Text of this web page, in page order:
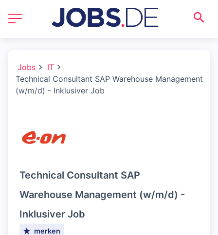
Jobs
IT
Technical Consultant SAP Warehouse Management
(w/m/d) - Inklusiver Job
Technical Consultant SAP
Warehouse Management (w/m/d) -
Inklusiver Job
merken